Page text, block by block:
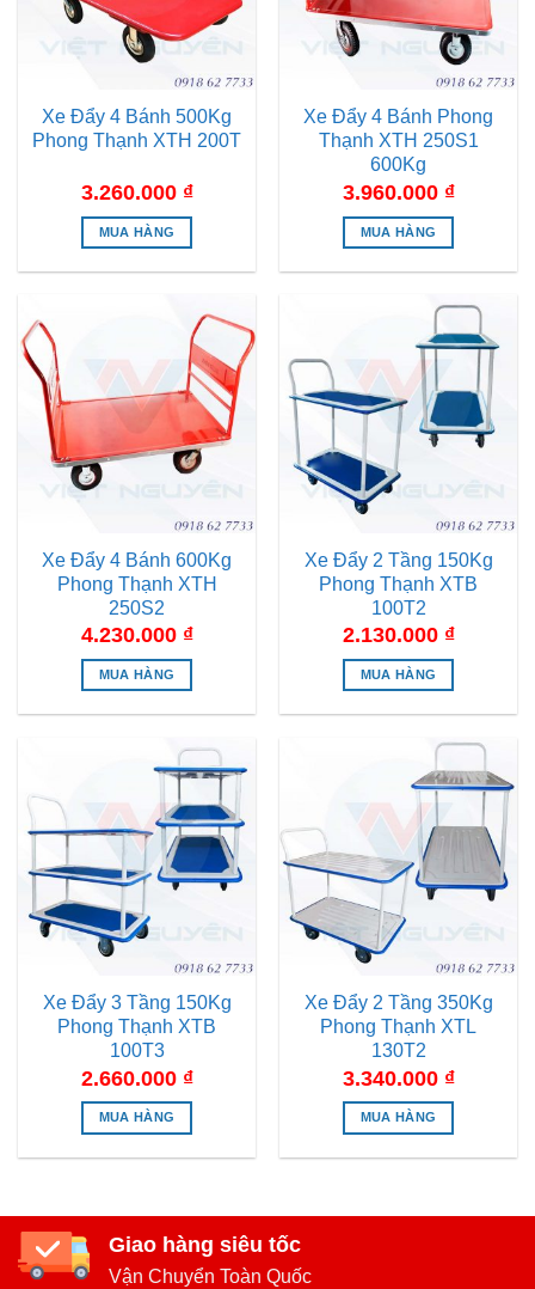
Xe Đẩy 4 Bánh 500Kg
Phong Thạnh XTH 200T
3.260.000 ₫
MUA HÀNG
Xe Đẩy 4 Bánh Phong
Thạnh XTH 250S1
600Kg
3.960.000 ₫
MUA HÀNG
Xe Đẩy 4 Bánh 600Kg
Phong Thạnh XTH
250S2
4.230.000 ₫
MUA HÀNG
Xe Đẩy 2 Tầng 150Kg
Phong Thạnh XTB
100T2
2.130.000 ₫
MUA HÀNG
Xe Đẩy 3 Tầng 150Kg
Phong Thạnh XTB
100T3
2.660.000 ₫
MUA HÀNG
Xe Đẩy 2 Tầng 350Kg
Phong Thạnh XTL
130T2
3.340.000 ₫
MUA HÀNG
Giao hàng siêu tốc
Vận Chuyển Toàn Quốc